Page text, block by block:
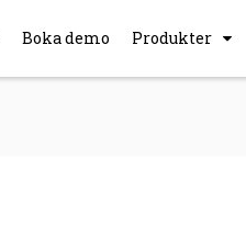
Boka demo Produkter